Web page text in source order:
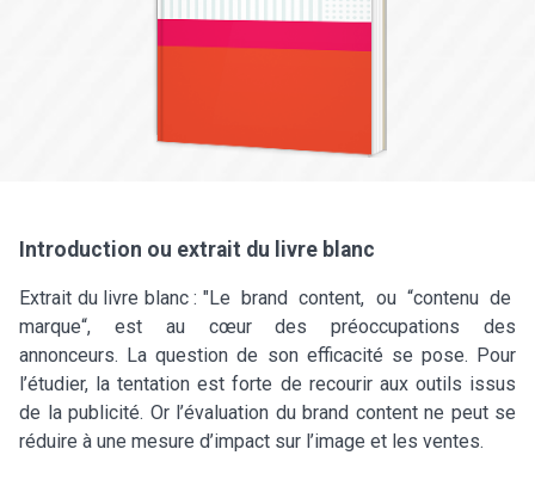
Introduction ou extrait du livre blanc
Extrait du livre blanc : "Le brand content, ou “contenu de
marque“, est au cœur des préoccupations des
annonceurs. La question de son efficacité se pose. Pour
l’étudier, la tentation est forte de recourir aux outils issus
de la publicité. Or l’évaluation du brand content ne peut se
réduire à une mesure d’impact sur l’image et les ventes.